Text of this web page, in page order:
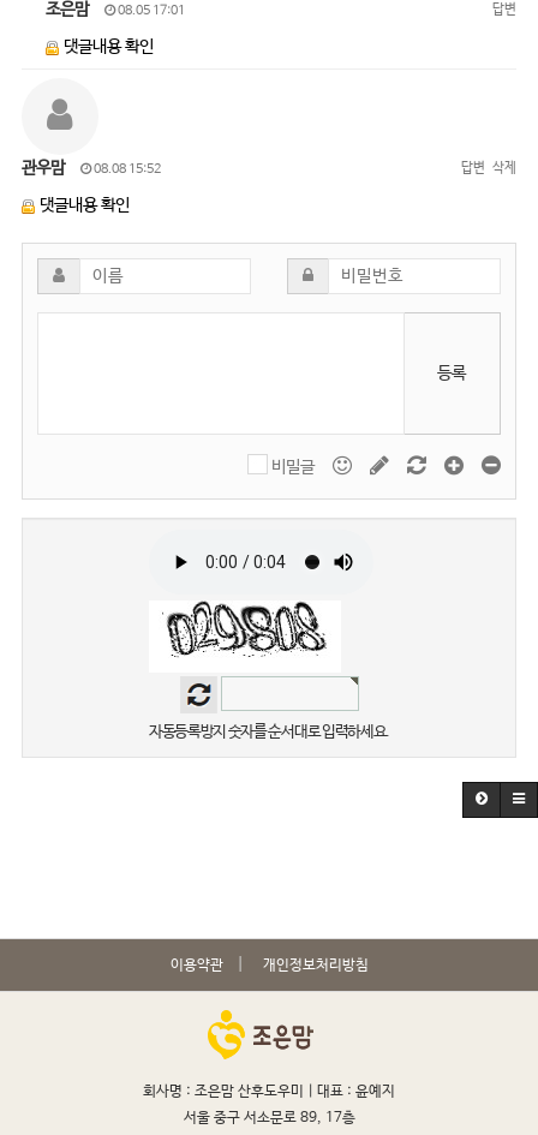
조은맘 08.05 17:01 답변
댓글내용 확인
관우맘 08.08 15:52 답변 삭제
댓글내용 확인
등록
비밀글
자동등록방지 숫자를 순서대로 입력하세요.
이용약관 개인정보처리방침
회사명 : 조은맘 산후도우미 | 대표 : 윤예지
서울 중구 서소문로 89, 17층